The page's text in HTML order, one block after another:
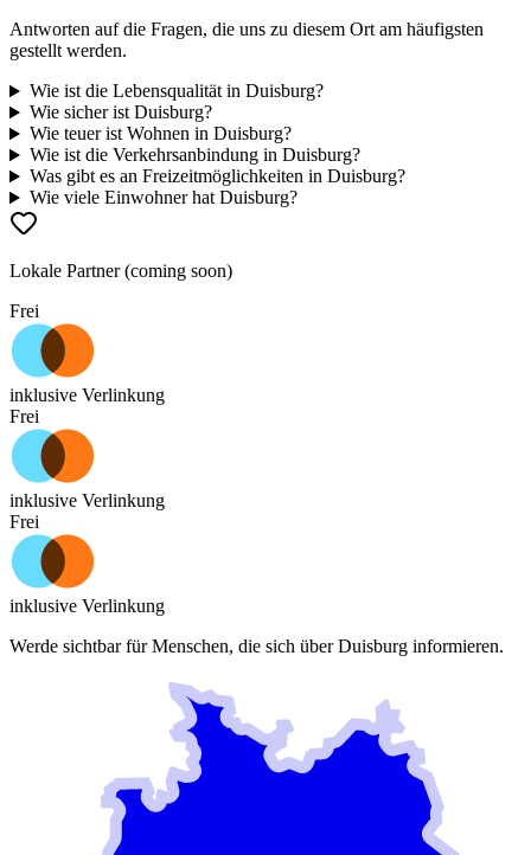
das die falsche Adresse.
Antworten auf die Fragen, die uns zu diesem Ort am häufigsten
gestellt werden.
Wie ist die Lebensqualität in Duisburg?
Wie sicher ist Duisburg?
Wie teuer ist Wohnen in Duisburg?
Wie ist die Verkehrsanbindung in Duisburg?
Was gibt es an Freizeitmöglichkeiten in Duisburg?
Wie viele Einwohner hat Duisburg?
Lokale Partner (coming soon)
Frei
inklusive Verlinkung
Frei
inklusive Verlinkung
Frei
inklusive Verlinkung
Werde sichtbar für Menschen, die sich überDuisburg informieren.